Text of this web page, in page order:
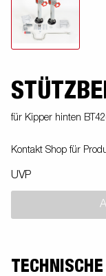
für Kipper hinten
Kontakt Shop für
UVP